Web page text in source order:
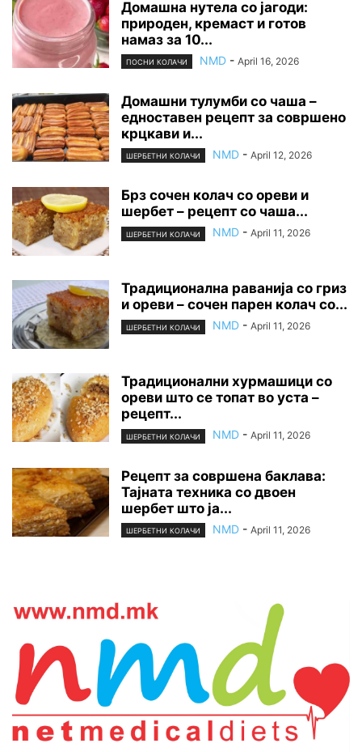
Домашна нутела со јагоди:
природен, кремаст и готов
намаз за 10...
ПОСНИ КОЛАЧИ NMD - April 16, 2026
Домашни тулумби со чаша –
едноставен рецепт за совршено
крцкави и...
ШЕРБЕТНИ КОЛАЧИ NMD - April 12, 2026
Брз сочен колач со ореви и
шербет – рецепт со чаша...
ШЕРБЕТНИ КОЛАЧИ NMD - April 11, 2026
Традиционална раванија со гриз
и ореви – сочен парен колач со...
ШЕРБЕТНИ КОЛАЧИ NMD - April 11, 2026
Традиционални хурмашици со
ореви што се топат во уста –
рецепт...
ШЕРБЕТНИ КОЛАЧИ NMD - April 11, 2026
Рецепт за совршена баклава:
Тајната техника со двоен
шербет што ја...
ШЕРБЕТНИ КОЛАЧИ NMD - April 11, 2026